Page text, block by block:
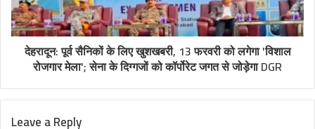
देहरादून: पूर्व सैनिकों के लिए खुशखबरी, 13 फरवरी को लगेगा 'विशाल
रोजगार मेला'; सेना के दिग्गजों को कॉर्पोरेट जगत से जोड़ेगा DGR
Leave a Reply